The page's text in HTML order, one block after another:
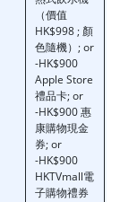
（價值
HK$998 ; 顏
色隨機）; or
-HK$900
Apple Store
禮品卡; or
-HK$900 惠
康購物現金
券; or
-HK$900
HKTVmall電
子購物禮券